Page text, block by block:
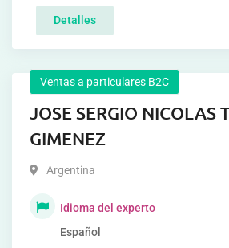
Detalles
Ventas a particulares B2C
JOSE SERGIO NICOLAS
GIMENEZ
Argentina
Idioma del experto
Español